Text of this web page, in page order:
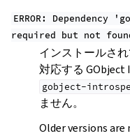
ERROR: Dependency
required but not
インストールさ
対応する
gobject-
ません。
Older versions